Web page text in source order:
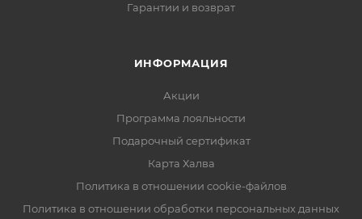
Гарантии и возврат
ИНФОРМАЦИЯ
Акции
Программа лояльности
Подарочный сертификат
Карта Халва
Политика в отношении cookie-файлов
Политика в отношении обработки персональных данных